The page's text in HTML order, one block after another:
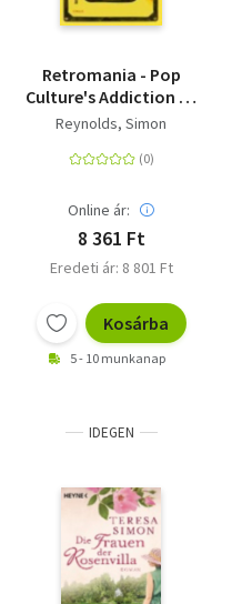
Retromania - Pop
Culture's Addiction to
its Own Past
Reynolds, Simon
Online ár:
8 361 Ft
Eredeti ár: 8 801 Ft
Kosárba
5 - 10 munkanap
IDEGEN